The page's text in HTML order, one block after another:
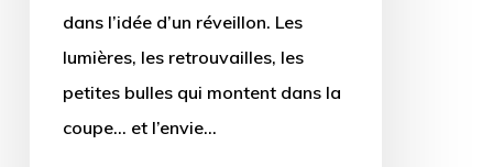
dans l’idée d’un réveillon. Les
lumières, les retrouvailles, les
petites bulles qui montent dans la
coupe… et l’envie…